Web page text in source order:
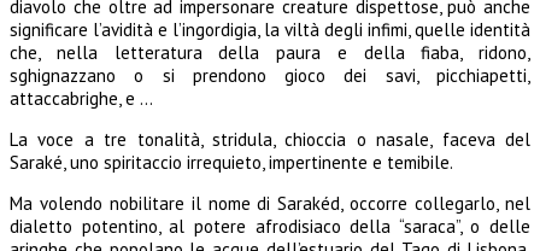
diavolo che oltre ad impersonare creature dispettose, può anche
significare l’avidità e l’ingordigia, la viltà degli infimi, quelle identità
che, nella letteratura della paura e della fiaba, ridono,
sghignazzano o si prendono gioco dei savi, picchiapetti,
attaccabrighe, e …
La voce a tre tonalità, stridula, chioccia o nasale, faceva del
Saraké, uno spiritaccio irrequieto, impertinente e temibile.
Ma volendo nobilitare il nome di Sarakéd, occorre collegarlo, nel
dialetto potentino, al potere afrodisiaco della “saraca”, o delle